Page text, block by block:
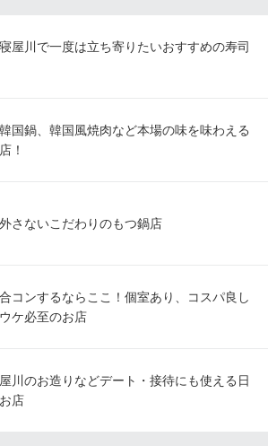
寝屋川で一度は立ち寄りたいおすすめの寿司
国鍋、韓国風焼肉など本場の味を味わえる
！
さないこだわりのもつ鍋店
コンするならここ！個室あり、コスパ良し
ケ必至のお店
川のお造りなどデート・接待にも使える日
店